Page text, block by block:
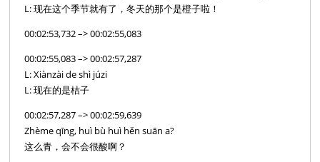
L: 现在这个季节就有了，冬天的那个是橙子啦！
00:02:53,732 –> 00:02:55,083
00:02:55,083 –> 00:02:57,287
L: Xiànzài de shì júzi
L: 现在的是桔子
00:02:57,287 –> 00:02:59,639
Zhème qīng, huì bù huì hěn suān a?
这么青，会不会很酸啊？